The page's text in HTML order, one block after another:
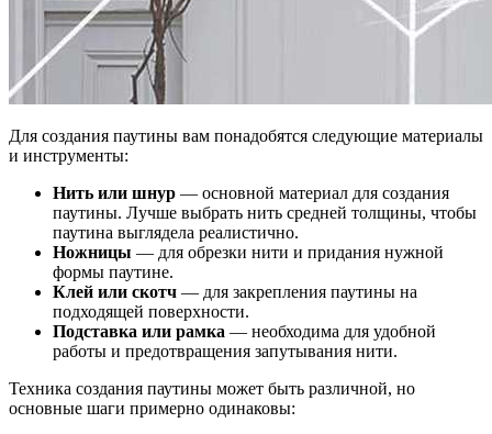
Для создания паутины вам понадобятся следующие материалы
и инструменты:
Нить или шнур — основной материал для создания
паутины. Лучше выбрать нить средней толщины, чтобы
паутина выглядела реалистично.
Ножницы — для обрезки нити и придания нужной
формы паутине.
Клей или скотч — для закрепления паутины на
подходящей поверхности.
Подставка или рамка — необходима для удобной
работы и предотвращения запутывания нити.
Техника создания паутины может быть различной, но
основные шаги примерно одинаковы: